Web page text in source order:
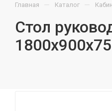
Главная — Каталог —
Стол